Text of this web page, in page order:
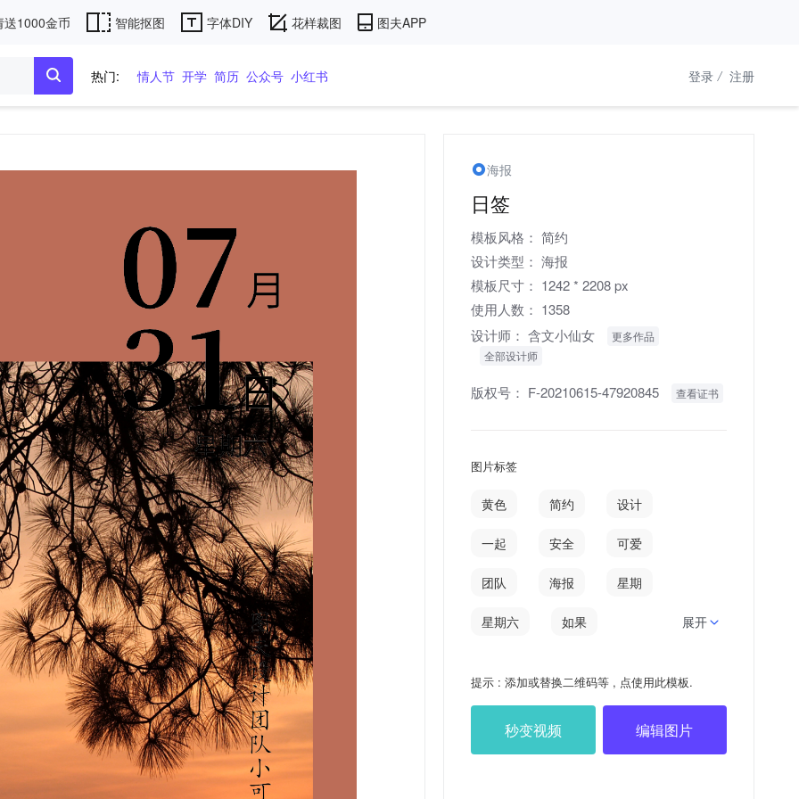
送1000金币 智能抠图 字体DIY 花样裁图 图夫APP
热门: 情人节 开学 简历 公众号 小红书 登录 / 注册
海报
日签
模板风格： 简约
设计类型： 海报
模板尺寸： 1242 * 2208 px
使用人数： 1358
设计师： 含文小仙女
更多作品
全部设计师
版权号： F-20210615-47920845 查看证书
图片标签
黄色 简约 设计
一起 安全 可爱
团队 海报 星期
星期六 如果
小可爱
展开
提示 : 添加或替换二维码等 , 点使用此模板.
秒变视频 编辑图片